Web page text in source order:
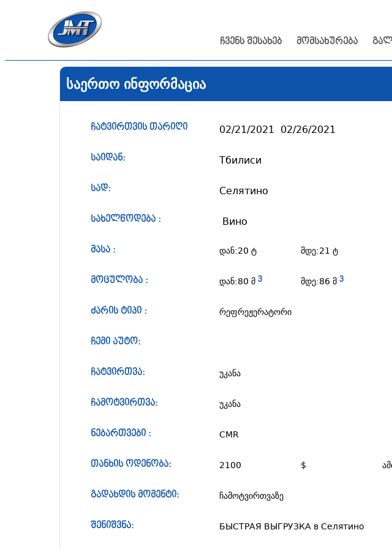
ჩვენს შესახებ მომსახურება
საერთო ინფორმაცია
ჩატვირთვის თარიღი 02/21/2021  02/26/2021
საიდან: Тбилиси
სად: Селятино
სახელწოდება : Вино
მასა : დან:20 ტ მდე:21 ტ
მოცულობა : დან:80 მ 3 მდე:86 მ 3
ძარის ტიპი : რეფრეჟერატორი
ჩემი აუტო:
ჩატვირთვა: უკანა
ჩამოტვირთვა: უკანა
ნებართვები : CMR
თანხის ოდენობა: 2100 $
გადახდის მომენტი: ჩამოტვირთვაზე
შენიშვნა: БЫСТРАЯ ВЫГРУЗКА в Селятино